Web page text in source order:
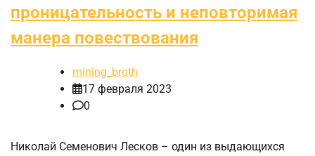
проницательность и неповторимая
манерa повествования
mining_broth
17 февраля 2023
0
Николай Семенович Лесков – один из выдающихся